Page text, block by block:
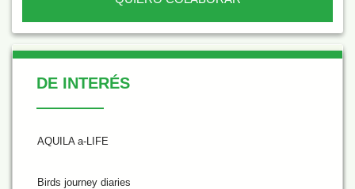
De Interés
DE INTERÉS
AQUILA a-LIFE
Birds journey diaries